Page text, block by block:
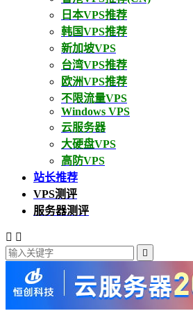
日本VPS推荐
韩国VPS推荐
新加坡VPS
台湾VPS推荐
欧洲VPS推荐
不限流量VPS
Windows VPS
云服务器
大硬盘VPS
高防VPS
站长推荐
VPS测评
服务器测评
 
